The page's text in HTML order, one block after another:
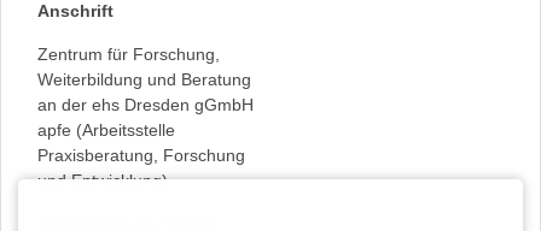
Anschrift
Zentrum für Forschung,
Weiterbildung und Beratung
an der ehs Dresden gGmbH
apfe (Arbeitsstelle
Praxisberatung, Forschung
und Entwicklung)